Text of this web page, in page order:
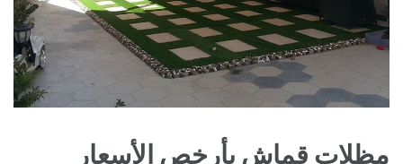
مظلات قماش بأرخص الأسعار